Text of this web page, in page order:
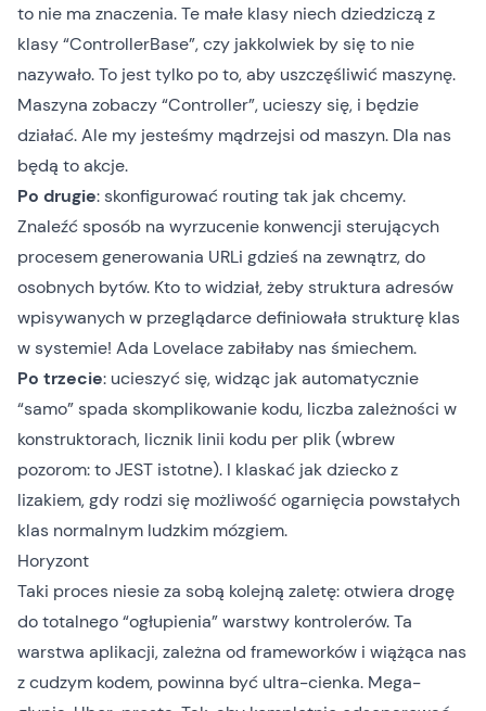
to nie ma znaczenia. Te małe klasy niech dziedziczą z
klasy “ControllerBase”, czy jakkolwiek by się to nie
nazywało. To jest tylko po to, aby uszczęśliwić maszynę.
Maszyna zobaczy “Controller”, ucieszy się, i będzie
działać. Ale my jesteśmy mądrzejsi od maszyn. Dla nas
będą to akcje.
Po drugie: skonfigurować routing tak jak chcemy.
Znaleźć sposób na wyrzucenie konwencji sterujących
procesem generowania URLi gdzieś na zewnątrz, do
osobnych bytów. Kto to widział, żeby struktura adresów
wpisywanych w przeglądarce definiowała strukturę klas
w systemie! Ada Lovelacezabiłaby nas śmiechem.
Po trzecie: ucieszyć się, widząc jak automatycznie
“samo” spada skomplikowanie kodu, liczba zależności w
konstruktorach, licznik linii kodu per plik (wbrew
pozorom: to JEST istotne). I klaskać jakdziecko z
lizakiem, gdy rodzi się możliwość ogarnięcia powstałych
klas normalnym ludzkim mózgiem.
Horyzont
Taki proces niesie za sobą kolejną zaletę: otwiera drogę
do totalnego “ogłupienia” warstwy kontrolerów. Ta
warstwa aplikacji, zależna od frameworków i wiążąca nas
z cudzym kodem, powinna być ultra-cienka. Mega-